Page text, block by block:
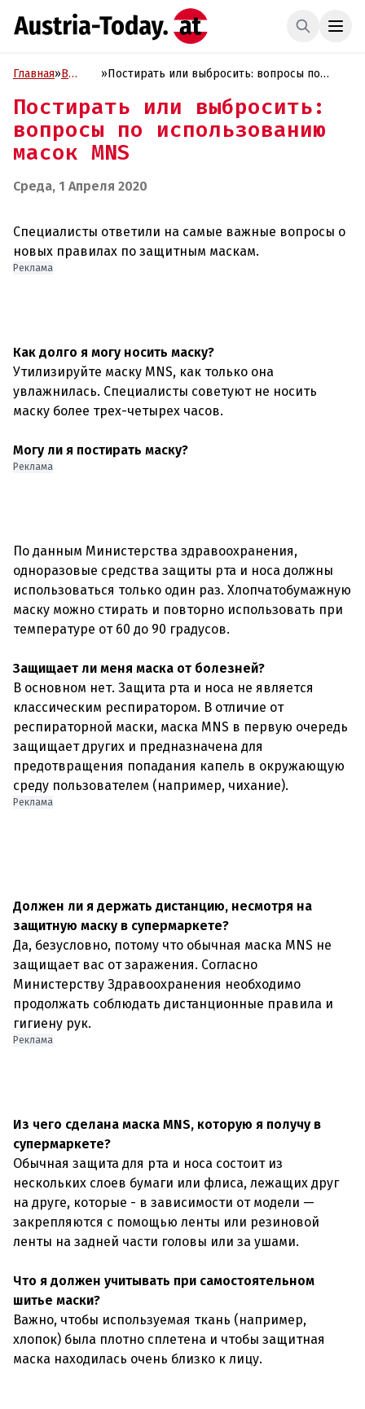
Главная»В
»Постирать или выбросить: вопросы по
Постирать или выбросить:
вопросы по использованию
масок MNS
Среда, 1 Апреля 2020
Специалисты ответили на самые важные вопросы о
Реклама
Как долго я могу носить маску?
Утилизируйте маску MNS, как только она
увлажнилась. Специалисты советуют не носить
маску более трех-четырех часов.
Могу ли я постирать маску?
Реклама
По данным Министерства здравоохранения,
одноразовые средства защиты рта и носа должны
использоваться только один раз. Хлопчатобумажную
маску можно стирать и повторно использовать при
температуре от 60 до 90 градусов.
Защищает ли меня маска от болезней?
В основном нет. Защита рта и носа не является
классическим респиратором. В отличие от
респираторной маски, маска MNS в первую очередь
защищает других и предназначена для
предотвращения попадания капель в окружающую
среду пользователем (например, чихание).
Реклама
Должен ли я держать дистанцию, несмотря на
защитную маску в супермаркете?
Да, безусловно, потому что обычная маска MNS не
защищает вас от заражения. Согласно
Министерству Здравоохранения необходимо
продолжать соблюдать дистанционные правила и
Реклама
Из чего сделана маска MNS, которую я получу в
супермаркете?
Обычная защита для рта и носа состоит из
нескольких слоев бумаги или флиса, лежащих друг
на друге, которые - в зависимости от модели —
закрепляются с помощью ленты или резиновой
ленты на задней части головы или за ушами.
Что я должен учитывать при самостоятельном
шитье маски?
Важно, чтобы используемая ткань (например,
хлопок) была плотно сплетена и чтобы защитная
маска находилась очень близко к лицу.